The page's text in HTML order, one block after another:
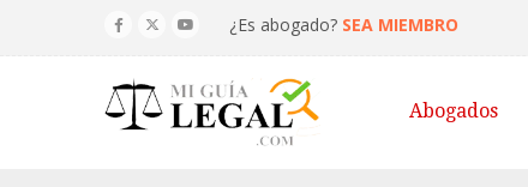
¿Es abogado? SEA MIEMBRO
Abogados